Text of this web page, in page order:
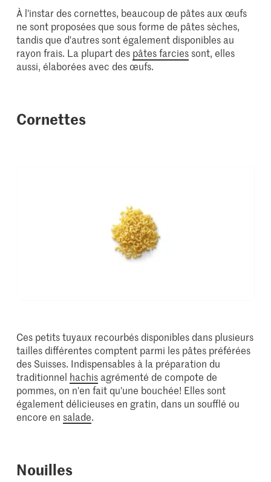
À l'instar des cornettes, beaucoup de pâtes aux œufs
ne sont proposées que sous forme de pâtes sèches,
tandis que d'autres sont également disponibles au
rayon frais. La plupart des pâtes farcies sont, elles
aussi, élaborées avec des œufs.
Cornettes
Ces petits tuyaux recourbés disponibles dans plusieurs
tailles différentes comptent parmi les pâtes préférées
des Suisses. Indispensables à la préparation du
traditionnel hachis agrémenté de compote de
pommes, on n'en fait qu'une bouchée! Elles sont
également délicieuses en gratin, dans un soufflé ou
encore en salade.
Nouilles